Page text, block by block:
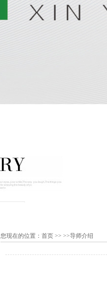
您现在的位置： 首页 >> >>导师介绍